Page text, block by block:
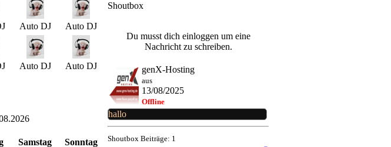
Auto DJ Auto DJ
Auto DJ Auto DJ
Samstag
Sonntag
Shoutbox
Du musst dich einloggen um eine
Nachricht zu schreiben.
genX-Hosting
aus
13/08/2025
Offline
hallo
Shoutbox Beiträge: 1